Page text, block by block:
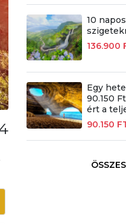
10
136.900
Egy
90.150
ért a
90.150